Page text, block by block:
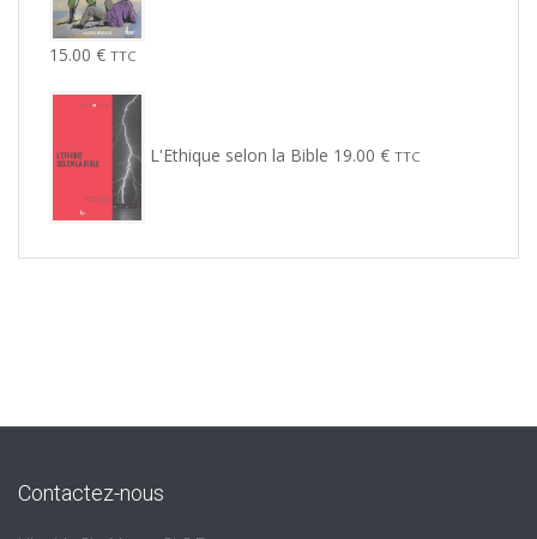
15.00 € TTC
L'Ethique selon la Bible 19.00 € TTC
Contactez-nous